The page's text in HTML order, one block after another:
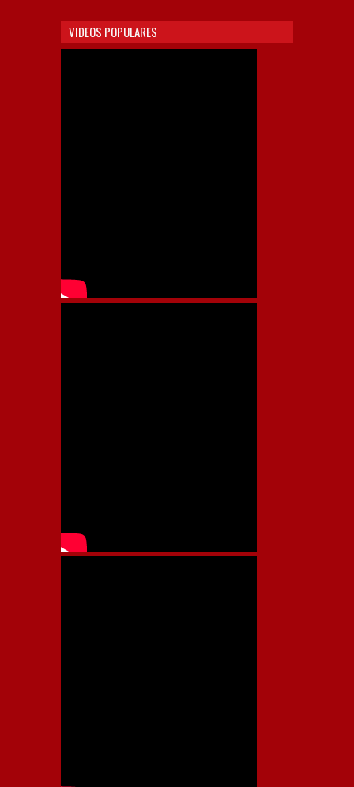
VIDEOS POPULARES